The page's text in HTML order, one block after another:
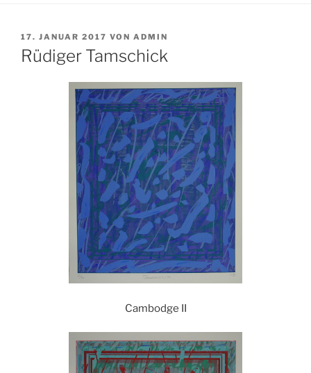
VERÖFFENTLICHT
AM
17. JANUAR 2017 VON ADMIN
Rüdiger Tamschick
Cambodge II